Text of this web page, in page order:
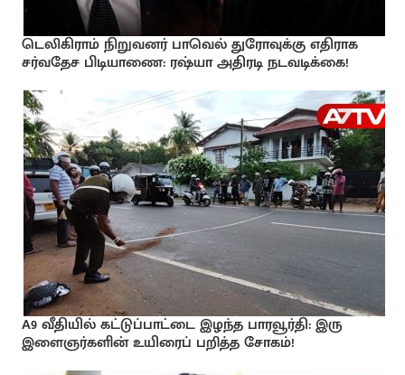
டெலிகிராம் நிறுவனர் பாவெல் துரோவுக்கு எதிராக
சர்வதேச பிடியாணை: ரஷ்யா அதிரடி நடவடிக்கை!
A9 வீதியில் கட்டுப்பாட்டை இழந்த பாரவூர்தி: இரு
இளைஞர்களின் உயிரைப் பறித்த சோகம்!